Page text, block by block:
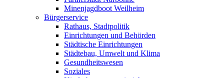
Minenjagdboot Weilheim
Bürgerservice
Rathaus, Stadtpolitik
Einrichtungen und Behörden
Städtische Einrichtungen
Städtebau, Umwelt und Klima
Gesundheitswesen
Soziales